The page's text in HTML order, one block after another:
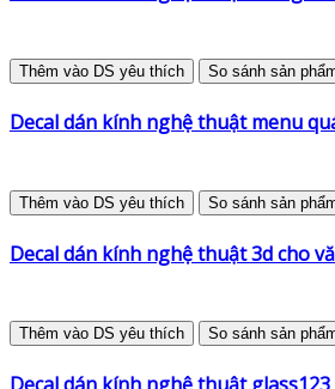
Thêm vào DS yêu thích So sánh sản
Decal dán kính nghệ thuật menu
Thêm vào DS yêu thích So sánh sản
Decal dán kính nghệ thuật 3d cho
Thêm vào DS yêu thích So sánh sản